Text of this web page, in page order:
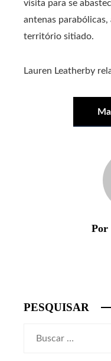
visita para se
antenas parabólicas,
território sitiado.
Lauren Leatherby
Por
PESQUISAR